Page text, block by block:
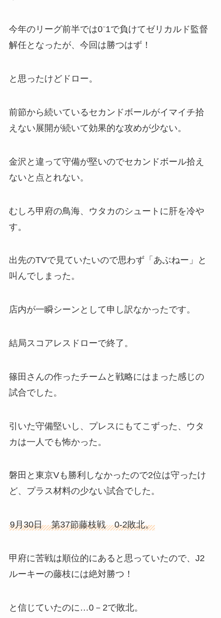
今年のリーグ前半では0⁻1で負けてゼリカルド監督
解任となったが、今回は勝つはず！
と思ったけどドロー。
前節から続いているセカンドボールがイマイチ拾
えない展開が続いて効果的な攻めが少ない。
金沢と違って守備が堅いのでセカンドボール拾え
ないと点とれない。
むしろ甲府の鳥海、ウタカのシュートに肝を冷や
す。
出先のTVで見ていたいので思わず「あぶねー」と
叫んでしまった。
店内が一瞬シーンとして申し訳なかったです。
結局スコアレスドローで終了。
篠田さんの作ったチームと戦略にはまった感じの
試合でした。
引いた守備堅いし、プレスにもてこずった、ウタ
カは一人でも怖かった。
磐田と東京Vも勝利しなかったので2位は守ったけ
ど、プラス材料の少ない試合でした。
9月30日 第37節藤枝戦 0-2敗北。
甲府に苦戦は順位的にあると思っていたので、J2
ルーキーの藤枝には絶対勝つ！
と信じていたのに…0－2で敗北。